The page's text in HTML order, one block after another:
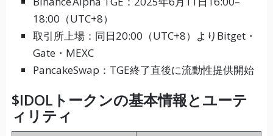
18:00（UTC+8）
取引所上場：同日20:00（UTC+8）よりBitget・
Gate・MEXC
PancakeSwap：TGE終了直後に流動性提供開始
$IDOLトークンの基本情報とユーテ
ィリティ